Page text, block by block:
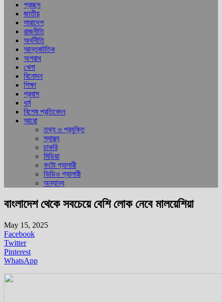
প্রচ্ছদ
জাতীয়
সারাদেশ
রাজনীতি
অর্থনীতি
আন্তর্জাতিক
অপরাধ
খেলা
বিনোদন
শিক্ষা
প্রবাস
ধর্ম
বিশেষ প্রতিবেদন
আরো
তথ্য ও প্রযুক্তি
স্বাস্থ্য
চাকরি
মিডিয়া
ফটো গ্যালারী
ভিডিও গ্যালারী
অন্যান্য
বাংলাদেশ থেকে সবচেয়ে বেশি লোক নেবে মালয়েশিয়া
May 15, 2025
Facebook
Twitter
Pinterest
WhatsApp